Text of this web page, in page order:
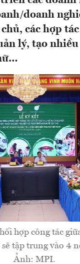
doanh
các hợp
lý, tạo
hợp công tác
tập trung vào 4
Ảnh: MPI.